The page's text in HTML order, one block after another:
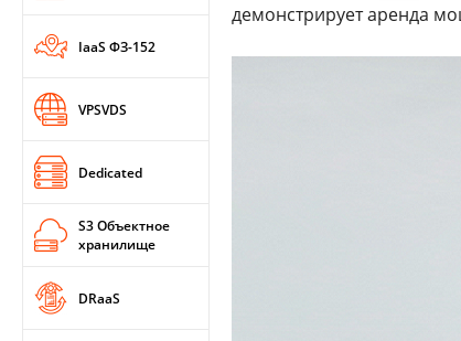
Об
издании
Реклама
Вакансии
Контакты
Дзен
Rutube
IaaS ФЗ-152
VPSVDS
Dedicated
S3 Объектное
хранилище
DRaaS
демонстрирует аренда